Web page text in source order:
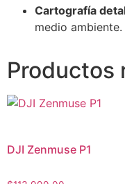
Cartografía
medio ambiente.
Productos
DJI Zenmuse P1